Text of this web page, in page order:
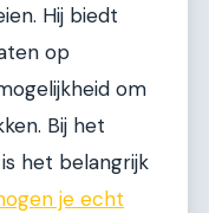
Hij biedt
op
om
Bij het
het belangrijk
je echt